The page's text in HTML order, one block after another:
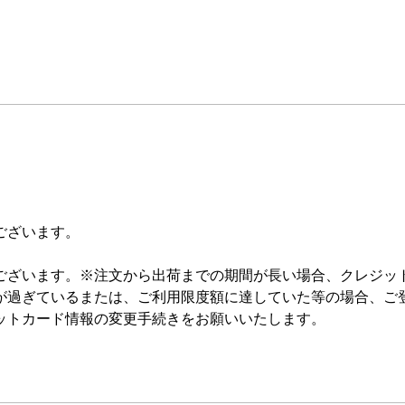
います。
います。 ※注文から出荷までの期間が長い場合、クレジッ
ぎているまたは、ご利用限度額に達していた等の場合、ご
カード情報の変更手続きをお願いいたします。